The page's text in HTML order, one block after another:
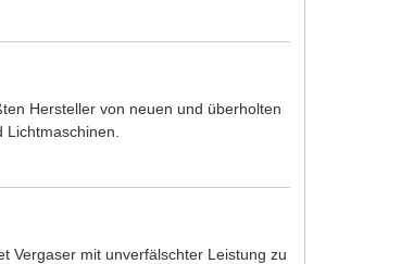
Hersteller von neuen und überholten
Lichtmaschinen.
Vergaser mit unverfälschter Leistung zu